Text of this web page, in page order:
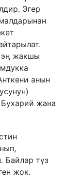
Эгер
эң жакшы
анын
жана
Байлар түз
жок.